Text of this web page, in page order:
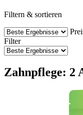
Filtern & sortieren
Filter
Zahnpflege: 2